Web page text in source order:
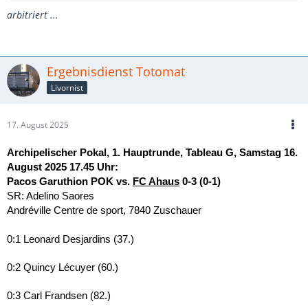
arbitriert ...
Ergebnisdienst Totomat
Livornist
17. August 2025
Archipelischer Pokal, 1. Hauptrunde, Tableau G, Samstag 16.
August 2025 17.45 Uhr:
Pacos Garuthion POK vs. FC Ahaus 0-3 (0-1)
SR: Adelino Saores
Andréville Centre de sport, 7840 Zuschauer
0:1 Leonard Desjardins (37.)
0:2 Quincy Lécuyer (60.)
0:3 Carl Frandsen (82.)